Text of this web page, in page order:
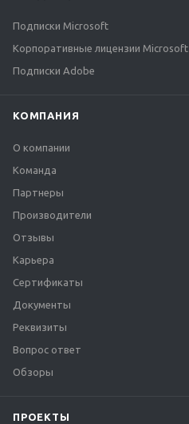
Подписки Microsoft
Корпоративные лицензии Microsoft
Подписки Adobe
КОМПАНИЯ
О компании
Команда
Партнеры
Производители
Отзывы
Карьера
Сертификаты
Документы
Реквизиты
Вопрос ответ
Обзоры
ПРОЕКТЫ